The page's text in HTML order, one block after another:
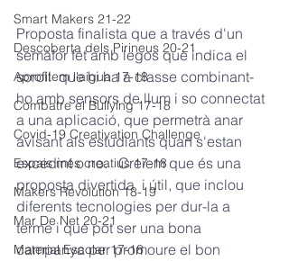
Smart Makers 21-22
Descoberta dels Pirineus 20-21
Aprofitem l'aigua 17-18
Combatre el Bullying 17-18
Covid-19 Creativation Challenge
Espais més creatius 17-18
Makers Revolution 18-19
Mar De Net 20-21
Material Escolar 17-18
Proposta finalista que a través d'un
semàfor fet amb legos que indica el
soroll  que hi ha a classe combinant-
ho amb sensors de llum i so connectat
a una aplicació, que permetrà anar
avisant als estudiants quan s'estan
excedint o no.   Creiem que és una
proposta divertida  i útil, que inclou
diferents tecnologies per dur-la a
terme i que pot ser una bona
campanya per promoure el bon